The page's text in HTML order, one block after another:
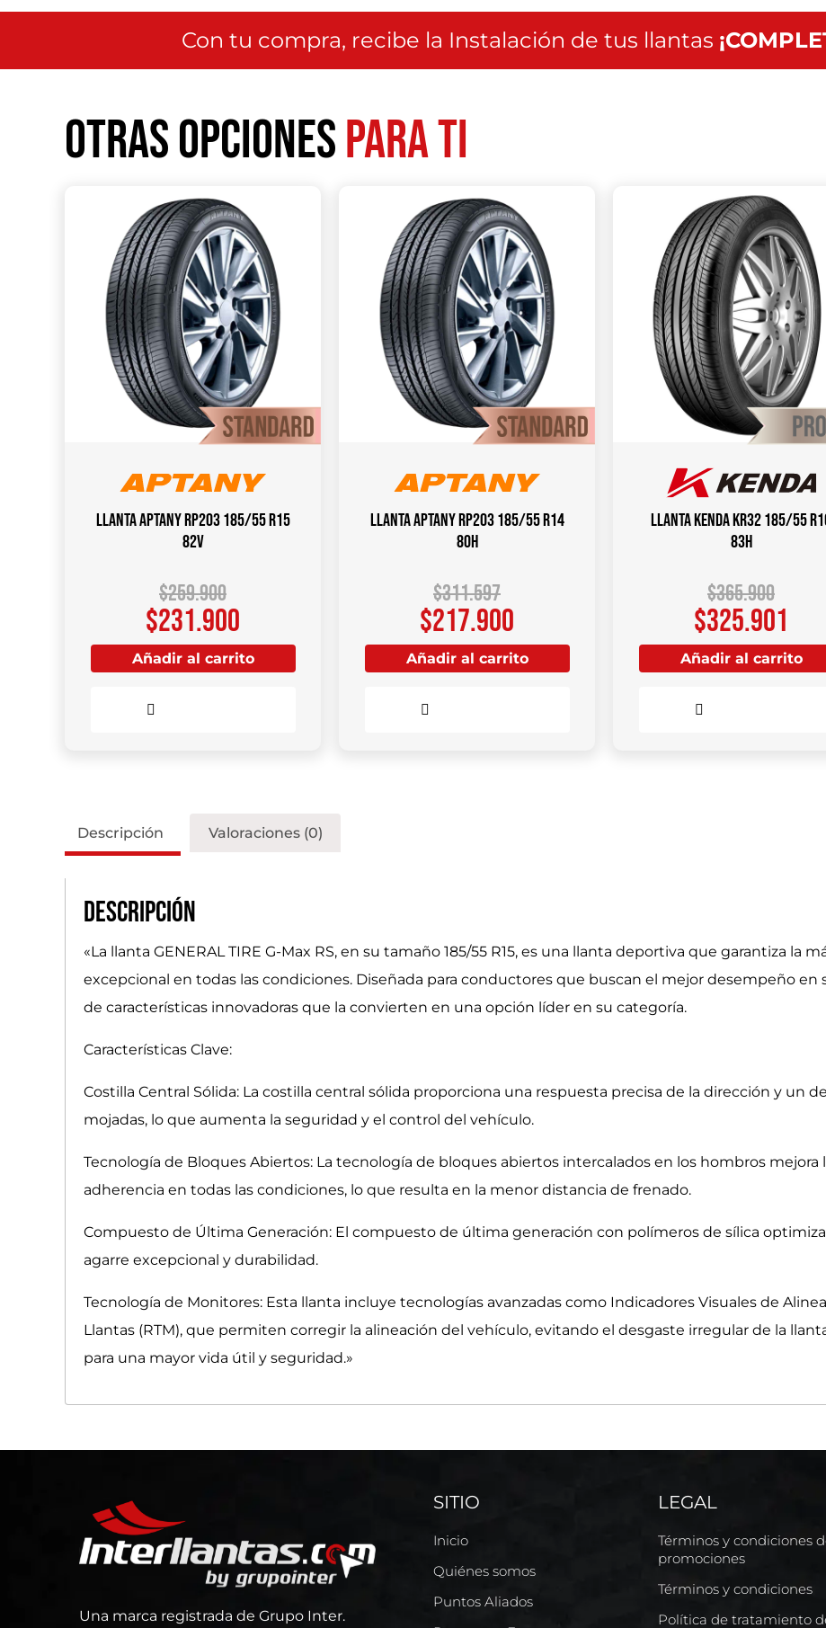
Con tu compra, recibe la Instalación de tus llantas
Otras opcionespara ti
Llanta APTANY RP203 185/55 R15
82V
$259.900
$231.900
Añadir al carrito
Llanta APTANY RP203 185/55 R14
80H
$311.597
$217.900
Añadir al carrito
Llanta KENDA KR32 185/55
83H
$365.900
$325.901
Añadir al carrito
Descripción Valoraciones (0)
Descripción
«La llanta GENERAL TIRE G-Max RS, en su tamaño 185/55 R15, es una llanta deportiva que garantiza
excepcional en todas las condiciones. Diseñada para conductores que buscan el mejor desempeño en
de características innovadoras que la convierten en una opción líder en su categoría.
Características Clave:
Costilla Central Sólida: La costilla central sólida proporciona una respuesta precisa de la dirección y un
mojadas, lo que aumenta la seguridad y el control del vehículo.
Tecnología de Bloques Abiertos: La tecnología de bloques abiertos intercalados en los hombros mejora
adherencia en todas las condiciones, lo que resulta en la menor distancia de frenado.
Compuesto de Última Generación: El compuesto de última generación con polímeros de sílica
agarre excepcional y durabilidad.
Tecnología de Monitores: Esta llanta incluye tecnologías avanzadas como Indicadores Visuales de
Llantas (RTM), que permiten corregir la alineación del vehículo, evitando el desgaste irregular de la
para una mayor vida útil y seguridad.»
Una marca registrada de Grupo Inter.
SITIO
Inicio
Quiénes somos
Puntos Aliados
LEGAL
Términos y condiciones
promociones
Términos y condiciones
Política de tratamiento